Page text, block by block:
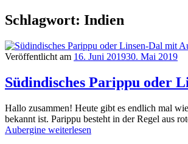
Schlagwort: Indien
Veröffentlicht am 16. Juni 201930. Mai 2019
Südindisches Parippu oder
Hallo zusammen! Heute gibt es endlich mal
bekannt ist. Parippu besteht in der Regel aus
Aubergine weiterlesen